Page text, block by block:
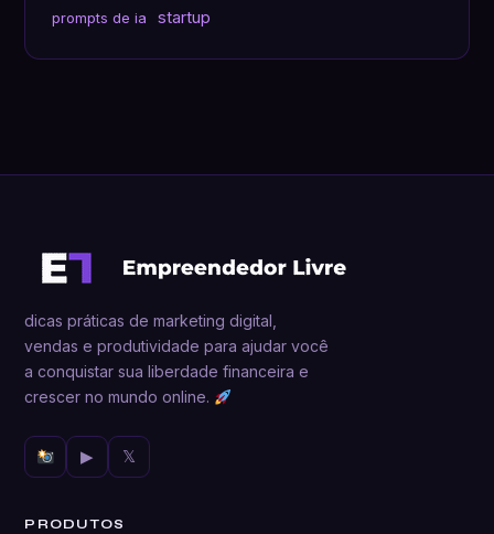
prompts de ia startup
dicas práticas de marketing digital,
vendas e produtividade para ajudar você
a conquistar sua liberdade financeira e
crescer no mundo online.
▶ 𝕏
PRODUTOS